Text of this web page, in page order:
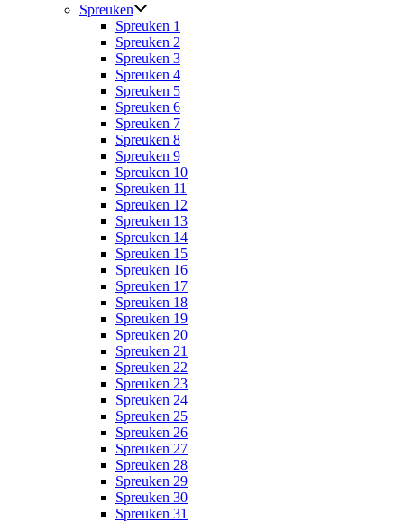
Spreuken
Spreuken 1
Spreuken 2
Spreuken 3
Spreuken 4
Spreuken 5
Spreuken 6
Spreuken 7
Spreuken 8
Spreuken 9
Spreuken 10
Spreuken 11
Spreuken 12
Spreuken 13
Spreuken 14
Spreuken 15
Spreuken 16
Spreuken 17
Spreuken 18
Spreuken 19
Spreuken 20
Spreuken 21
Spreuken 22
Spreuken 23
Spreuken 24
Spreuken 25
Spreuken 26
Spreuken 27
Spreuken 28
Spreuken 29
Spreuken 30
Spreuken 31